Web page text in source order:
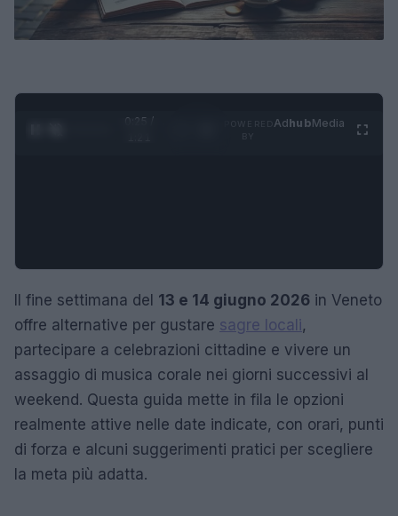
0:26 /
AdhubMedia
Il fine settimana del 13 e 14 giugno 2026 in Veneto
offre alternative per gustare sagre locali,
partecipare a celebrazioni cittadine e vivere un
assaggio di musica corale nei giorni successivi al
weekend. Questa guida mette in fila le opzioni
realmente attive nelle date indicate, con orari, punti
di forza e alcuni suggerimenti pratici per scegliere
la meta più adatta.